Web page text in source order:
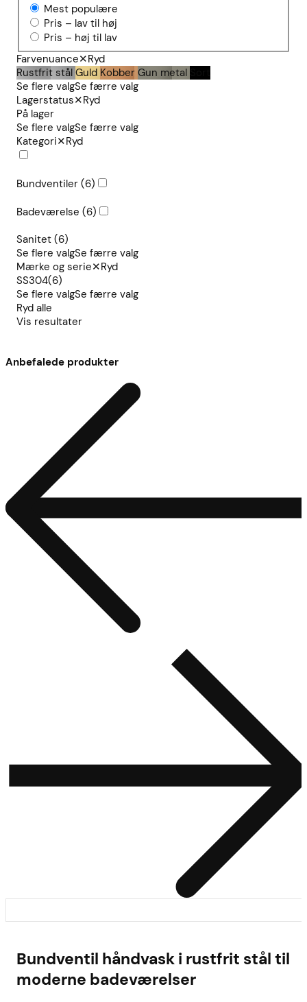
Mest populære
Pris – lav til høj
Pris – høj til lav
Farvenuance✕Ryd
Rustfrit stål Guld Kobber Gun metal
Se flere valgSe færre valg
Lagerstatus✕Ryd
På lager
Se flere valgSe færre valg
Kategori✕Ryd
Bundventiler (6)
Badeværelse (6)
Sanitet (6)
Se flere valgSe færre valg
Mærke og serie✕Ryd
SS304(6)
Se flere valgSe færre valg
Ryd alle
Vis resultater
Anbefalede produkter
Bundventil håndvask i rustfrit stål til
moderne badeværelser